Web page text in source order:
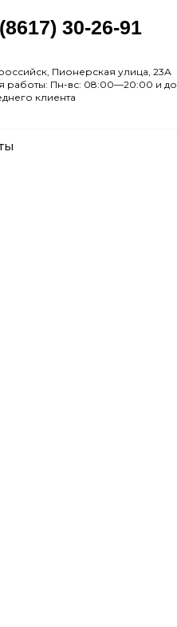
30-26-91
Пионерская улица, 23А
работы: Пн-вс: 08:00—20:00 и до
клиента